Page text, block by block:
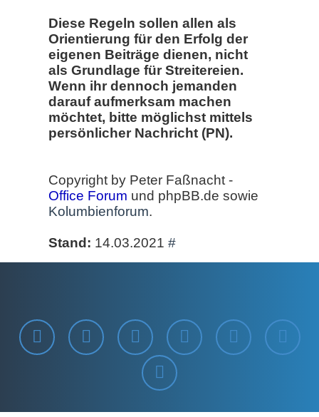
Diese Regeln sollen allen als
Orientierung für den Erfolg der
eigenen Beiträge dienen, nicht
als Grundlage für Streitereien.
Wenn ihr dennoch jemanden
darauf aufmerksam machen
möchtet, bitte möglichst mittels
persönlicher Nachricht (PN).
Copyright by Peter Faßnacht -
Office Forum und phpBB.de sowie
Kolumbienforum.
Stand: 14.03.2021#